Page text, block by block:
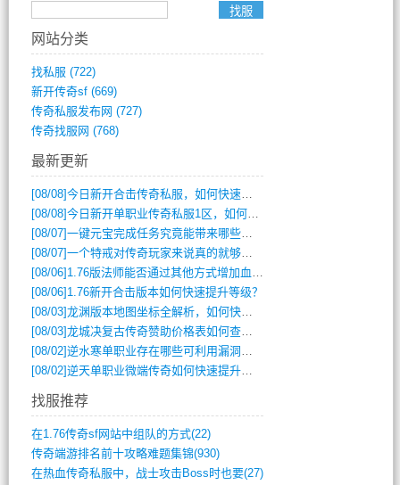
网站分类
找私服 (722)
新开传奇sf(669)
传奇私服发布网 (727)
传奇找服网 (768)
最新更新
[08/08]今日新开合击传奇私服，如何快速提升角色战力？
[08/08]今日新开单职业传奇私服1区，如何快速升级与获取顶级装备？
[08/07]一键元宝完成任务究竟能带来哪些超值优势？
[08/07]一个特戒对传奇玩家来说真的就够用了吗？
[08/06] 1.76版法师能否通过其他方式增加血量？
[08/06] 1.76新开合击版本如何快速提升等级？
[08/03]龙渊版本地图坐标全解析，如何快速定位BOSS位置？
[08/03]龙城决复古传奇赞助价格表如何查询？
[08/02]逆水寒单职业存在哪些可利用漏洞？如何快速提升战力？
[08/02]逆天单职业微端传奇如何快速提升战力？新手必看攻略
找服推荐
在1.76传奇sf网站中组队的方式(22)
传奇端游排名前十攻略难题集锦(930)
在热血传奇私服中，战士攻击Boss时也要(27)